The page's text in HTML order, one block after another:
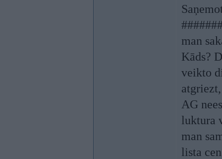
man
Kāds?
veikto
AG
luktura
man
lista